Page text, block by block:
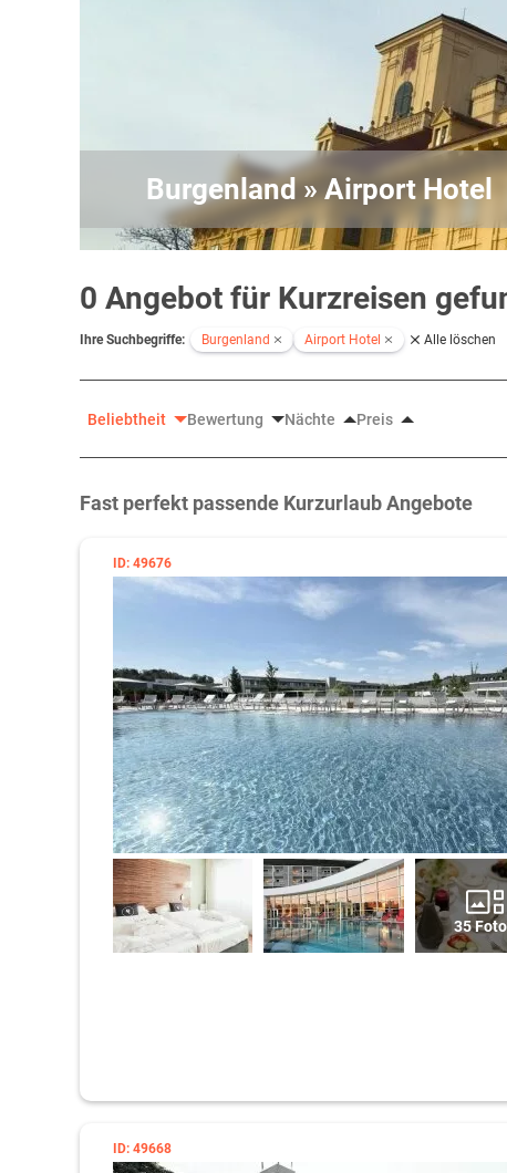
Burgenland » Airport Hotel
0 Angebot für Kurzreisen
Ihre Suchbegriffe: Burgenland Airport Hotel Alle löschen
Beliebtheit Bewertung Nächte Preis
Fast perfekt passende Kurzurlaub Angebote
ID: 49676
35
ID: 49668